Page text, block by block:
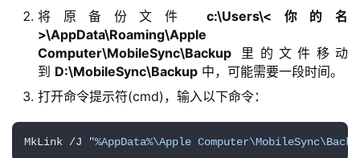
将原备份文件c:\Users\<你的名
>\AppData\Roaming\Apple
Computer\MobileSync\Backup 里的文件移动
到 D:\MobileSync\Backup 中，可能需要一段时间。
打开命令提示符(cmd)，输入以下命令：
MkLink /J "%AppData%\Apple